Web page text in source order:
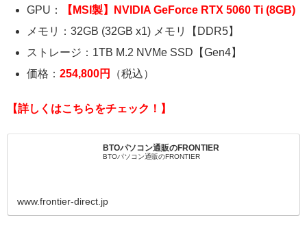
GPU：
【MSI製】NVIDIA GeForce RTX 5060 Ti (8GB)
メモリ：32GB (32GB x1) メモリ【DDR5】
ストレージ：1TB M.2 NVMe SSD【Gen4】
価格：254,800円 （税込）
【詳しくはこちらをチェック！】
BTOパソコン通販のFRONTIER
BTOパソコン通販のFRONTIER
www.frontier-direct.jp